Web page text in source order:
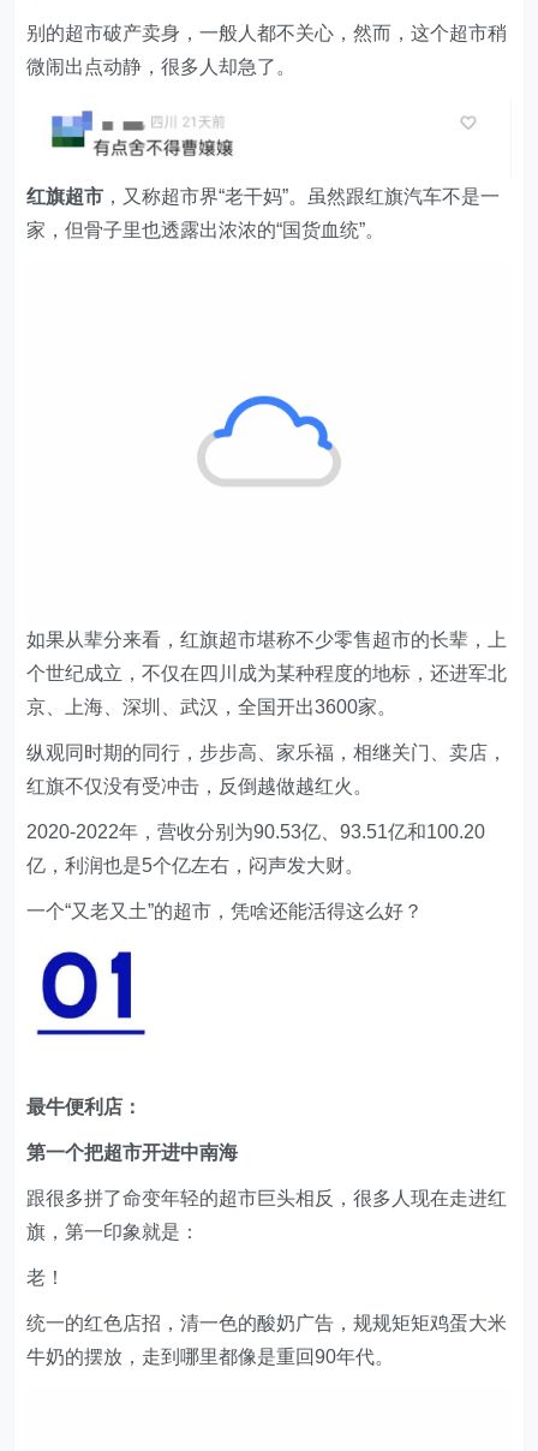
红旗超市，又称超市界“老干妈”。虽然跟红旗汽车不是一
家，但骨子里也透露出浓浓的“国货血统”。
京、上海、深圳、武汉，全国开出3600家。
纵观同时期的同行，步步高、家乐福，相继关门、卖店，
红旗不仅没有受冲击，反倒越做越红火。
2020-2022年，营收分别为90.53亿、93.51亿和100.20
亿，利润也是5个亿左右，闷声发大财。
一个“又老又土”的超市，凭啥还能活得这么好？
最牛便利店：
跟很多拼了命变年轻的超市巨头相反，很多人现在走进红
旗，第一印象就是：
老！
统一的红色店招，清一色的酸奶广告，规规矩矩鸡蛋大米
牛奶的摆放，走到哪里都像是重回90年代。